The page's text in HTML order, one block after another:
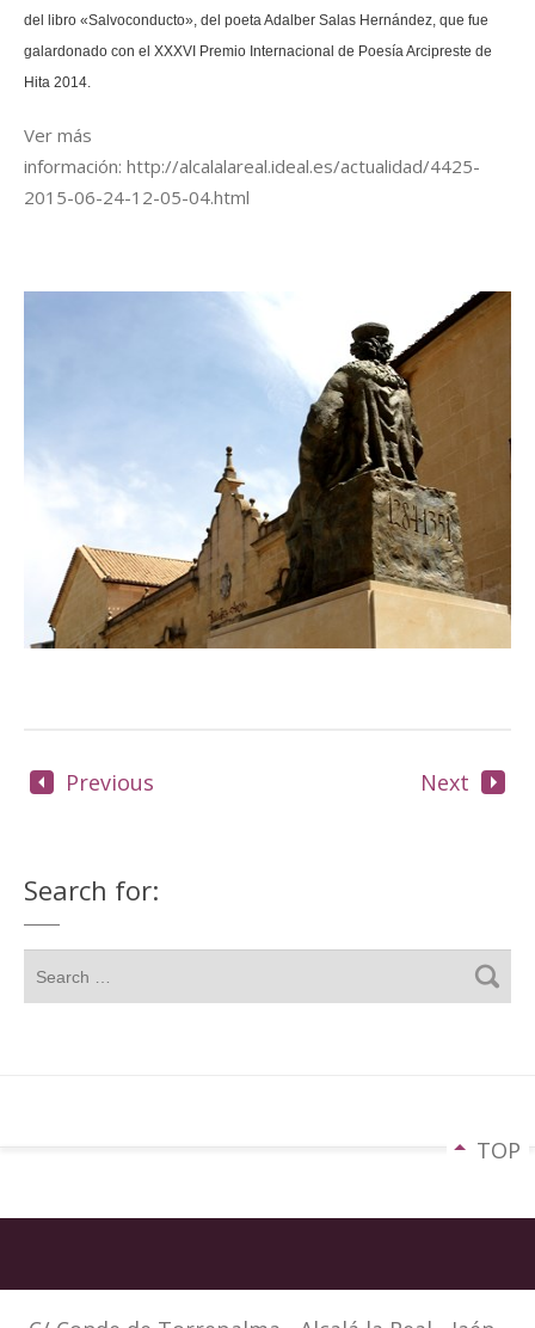
del libro «Salvoconducto», del poeta Adalber Salas Hernández, que fue
galardonado con el XXXVI Premio Internacional de Poesía Arcipreste de
Hita 2014.
Ver más
información: http://alcalalareal.ideal.es/actualidad/4425-
2015-06-24-12-05-04.html
Previous Next
Search for:
TOP